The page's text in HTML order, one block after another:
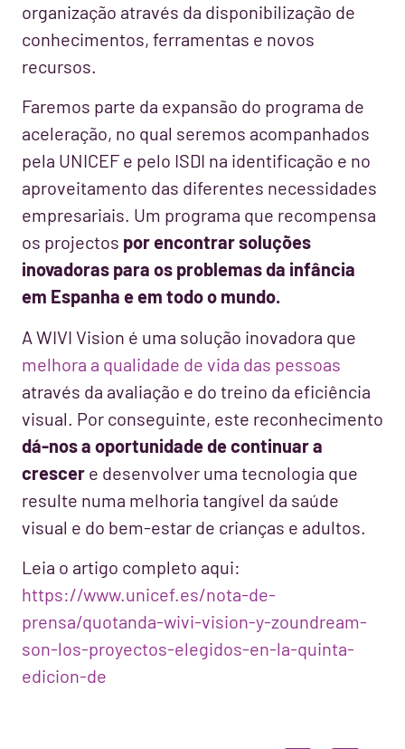
organização através da disponibilização de
conhecimentos, ferramentas e novos
recursos.
Faremos parte da expansão do programa de
aceleração, no qual seremos acompanhados
pela UNICEF e pelo ISDI na identificação e no
aproveitamento das diferentes necessidades
empresariais. Um programa que recompensa
os projectos por encontrar soluções
inovadoras para os problemas da infância
em Espanha e em todo o mundo.
A WIVI Vision é uma solução inovadora que
melhora a qualidade de vida das pessoas
através da avaliação e do treino da eficiência
visual. Por conseguinte, este reconhecimento
dá-nos a oportunidade de continuar a
crescer e desenvolver uma tecnologia que
resulte numa melhoria tangível da saúde
visual e do bem-estar de crianças e adultos.
Leia o artigo completo aqui:
https://www.unicef.es/nota-de-
prensa/quotanda-wivi-vision-y-zoundream-
son-los-proyectos-elegidos-en-la-quinta-
edicion-de